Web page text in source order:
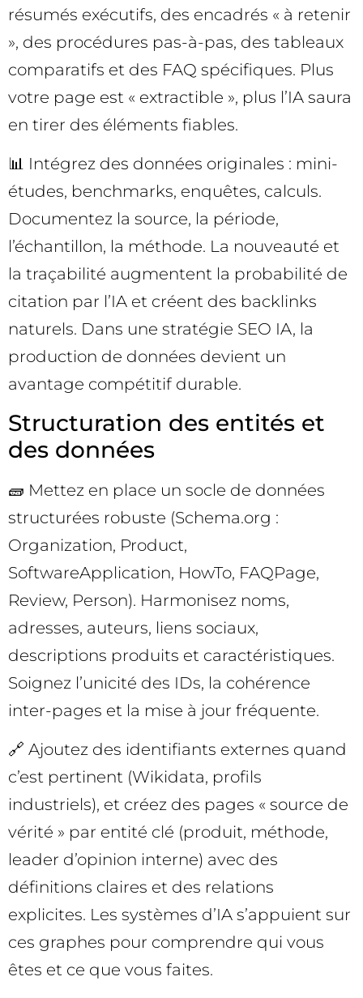
résumés exécutifs, des encadrés « à retenir
», des procédures pas-à-pas, des tableaux
comparatifs et des FAQ spécifiques. Plus
votre page est « extractible », plus l’IA saura
en tirer des éléments fiables.
📊 Intégrez des données originales : mini-
études, benchmarks, enquêtes, calculs.
Documentez la source, la période,
l’échantillon, la méthode. La nouveauté et
la traçabilité augmentent la probabilité de
citation par l’IA et créent des backlinks
naturels. Dans une stratégie SEO IA, la
production de données devient un
avantage compétitif durable.
Structuration des entités et
des données
🧱 Mettez en place un socle de données
structurées robuste (Schema.org :
Organization, Product,
SoftwareApplication, HowTo, FAQPage,
Review, Person). Harmonisez noms,
adresses, auteurs, liens sociaux,
descriptions produits et caractéristiques.
Soignez l’unicité des IDs, la cohérence
inter-pages et la mise à jour fréquente.
🔗 Ajoutez des identifiants externes quand
c’est pertinent (Wikidata, profils
industriels), et créez des pages « source de
vérité » par entité clé (produit, méthode,
leader d’opinion interne) avec des
définitions claires et des relations
explicites. Les systèmes d’IA s’appuient sur
ces graphes pour comprendre qui vous
êtes et ce que vous faites.